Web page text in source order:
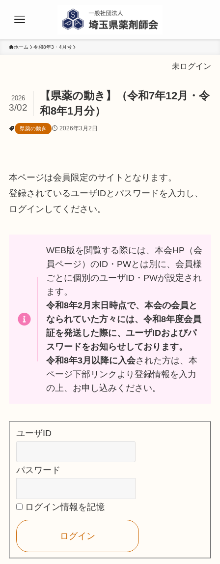
ホーム 令和8年3・4月号
未ログイン
【県薬の動き】（令和7年12月・令
和8年1月分）
2026
3/02
県薬の動き 2026年3月2日
本ページは会員限定のサイトとなります。
登録されているユーザIDとパスワードを入力し、
ログインしてください。
WEB版を閲覧する際には、本会HP（会
員ページ）のID・PWとは別に、会員様
ごとに個別のユーザID・PWが設定され
ます。
令和8年2月末日時点で、本会の会員と
なられていた方々には、令和8年度会員
証を発送した際に、ユーザIDおよびパ
スワードをお知らせしております。
令和8年3月以降に入会された方は、本
ページ下部リンクより登録情報を入力
の上、お申し込みください。
ユーザID
パスワード
ログイン情報を記憶